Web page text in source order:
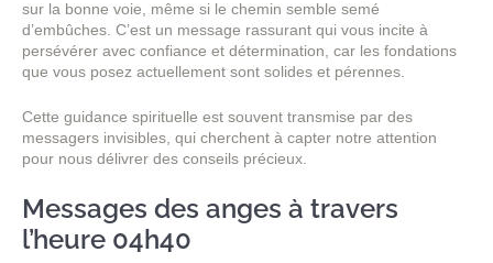
sur la bonne voie, même si le chemin semble semé
d’embûches. C’est un message rassurant qui vous incite à
persévérer avec confiance et détermination, car les fondations
que vous posez actuellement sont solides et pérennes.
Cette guidance spirituelle est souvent transmise par des
messagers invisibles, qui cherchent à capter notre attention
pour nous délivrer des conseils précieux.
Messages des anges à travers
l’heure 04h40